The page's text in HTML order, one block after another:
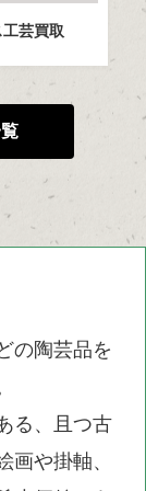
芸買取
の陶芸品を
る、且つ古
画や掛軸、